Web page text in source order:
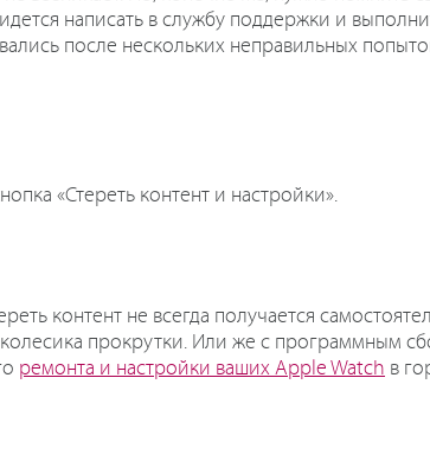
написать в службу поддержки и
после нескольких неправильных
«Стереть контент и настройки».
контент не всегда получается
прокрутки. Или же с программным
ремонта и настройки ваших Apple Watch в